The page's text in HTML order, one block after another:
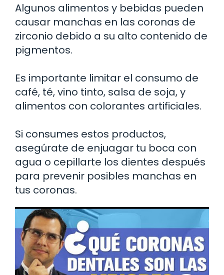
Algunos alimentos y bebidas pueden
causar manchas en las coronas de
zirconio debido a su alto contenido de
pigmentos.
Es importante limitar el consumo de
café, té, vino tinto, salsa de soja, y
alimentos con colorantes artificiales.
Si consumes estos productos,
asegúrate de enjuagar tu boca con
agua o cepillarte los dientes después
para prevenir posibles manchas en
tus coronas.